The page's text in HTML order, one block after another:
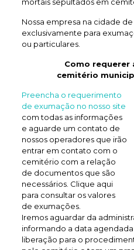
Nossa empresa na cidade
exclusivamente para
ou particulares.
Como requerer
cemitério
Preencha o requerimento
de exumação no nosso site
com todas as informações
e aguarde um contato de
nossos operadores que irão
entrar em contato com o
cemitério com a relação
de documentos que são
necessários. Clique aqui
para consultar os valores
de exumações.
Iremos aguardar da
informando a data
liberação para o